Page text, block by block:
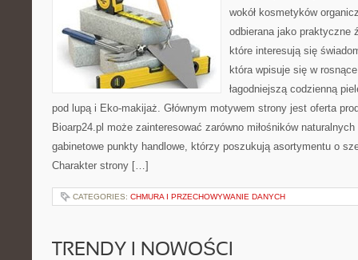
wokół kosmetyków
odbierana jako praktyczne
które interesują się
która wpisuje się w
łagodniejszą codzienną
pod lupą i Eko-makijaż. Głównym motywem strony jest oferta
Bioarp24.pl może zainteresować zarówno miłośników
gabinetowe punkty handlowe, którzy poszukują asortymentu o
Charakter strony […]
CATEGORIES: CHMURA I PRZECHOWYWANIE DANYCH
TRENDY I NOWOŚCI